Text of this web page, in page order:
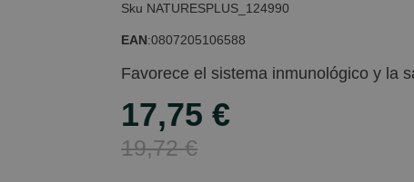
NATURESPLUS_124990
EAN:0807205106588
Favorece el sistema inmunológico y la
Special
Price
17,75 €
19,72 €